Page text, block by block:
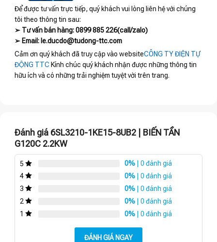
Để được tư vấn trực tiếp, quý khách vui lòng liên hệ với chúng
tôi theo thông tin sau:
➢ Tư vấn bán hàng: 0899 885 226(call/zalo)
➢ Email: le.ducdo@tudong-ttc.com
Cảm ơn quý khách đã truy cập vào websiteCÔNG TY ĐIỆN TỰ
ĐỘNG TTC Kính chúc quý khách nhận được những thông tin
hữu ích và có những trải nghiệm tuyệt vời trên trang.
Đánh giá 6SL3210-1KE15-8UB2 | BIẾN TẦN
G120C 2.2KW
5 0% | 0 đánh giá
4
0% | 0 đánh giá
3
0% | 0 đánh giá
2
0% | 0 đánh giá
1
0% | 0 đánh giá
ĐÁNH GIÁ NGAY